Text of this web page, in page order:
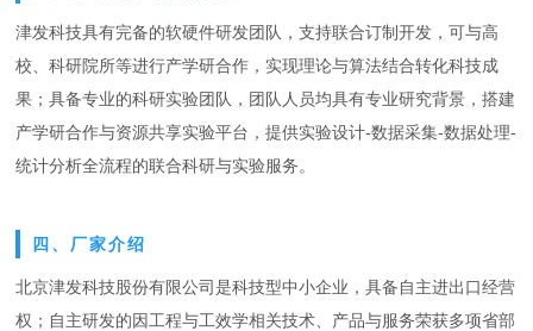
津发科技具有完备的软硬件研发团队，支持联合订制开发，可与高
校、科研院所等进行产学研合作，实现理论与算法结合转化科技成
果；具备专业的科研实验团队，团队人员均具有专业研究背景，搭建
产学研合作与资源共享实验平台，提供实验设计-数据采集-数据处理-
统计分析全流程的联合科研与实验服务。
四、厂家介绍
北京津发科技股份有限公司是科技型中小企业，具备自主进出口经营
权；自主研发的因工程与工效学相关技术、产品与服务荣获多项省部